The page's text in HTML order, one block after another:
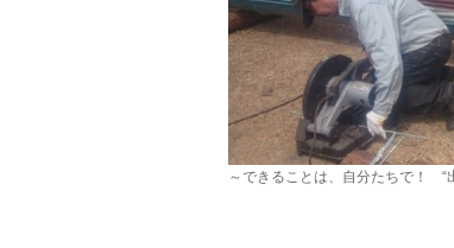
～できることは、自分たちで！ “